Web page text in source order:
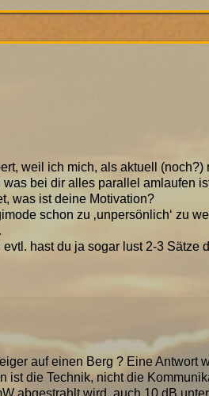
weil ich mich, als aktuell
bei dir alles parallel amlaufen
was ist deine Motivation?
schon zu ‚unpersönlich‘ zu
hast du ja sogar lust 2-3 Sätze
auf einen Berg ? Eine
ist die Technik, nicht die